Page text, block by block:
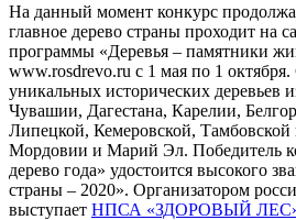
На данный момент конкурс
главное дерево страны проходит на
программы «Деревья – памятники
www.rosdrevo.ru с 1 мая по 1
уникальных исторических деревьев
Чувашии, Дагестана, Карелии,
Липецкой, Кемеровской, Тамбовской
Мордовии и Марий Эл. Победитель
дерево года» удостоится высокого
страны – 2020». Организатором
выступает НПСА «ЗДОРОВЫЙ